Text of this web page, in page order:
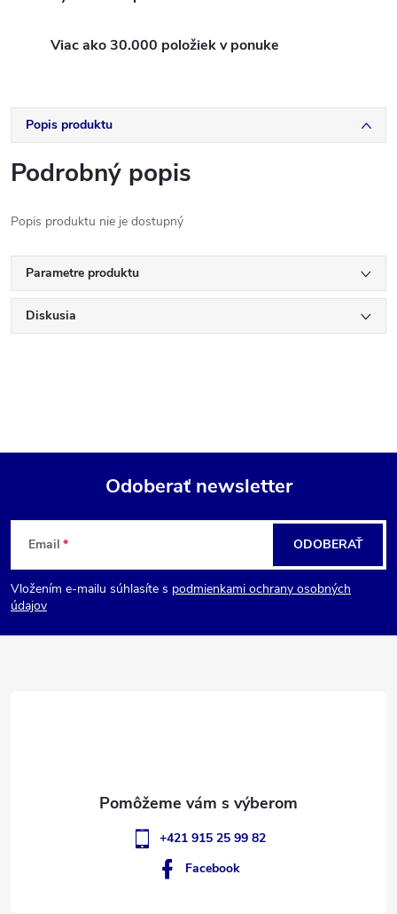
Viac ako 30.000 položiek v ponuke
Popis produktu
Podrobný popis
Popis produktu nie je dostupný
Parametre produktu
Diskusia
Z
á
p
Odoberať newsletter
Email
Vložením e-mailu súhlasíte s podmienkami ochrany osobných
údajov
ODOBERAŤ
+421 915 25 99 82
Facebook